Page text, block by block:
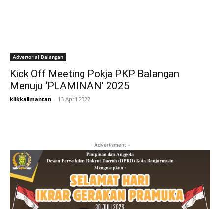
Advertorial Balangan
Kick Off Meeting Pokja PKP Balangan
Menuju ‘PLAMINAN’ 2025
klikkalimantan - 13 April 2022
- Advertisment -